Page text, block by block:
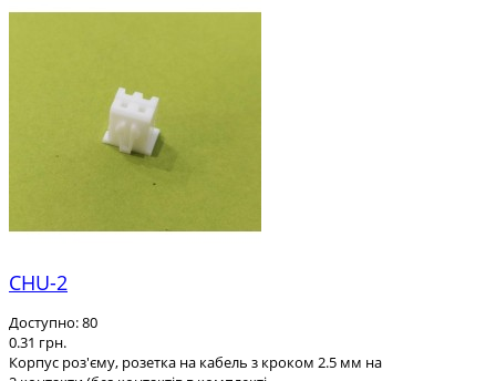
CHU-2
Доступно: 80
0.31 грн.
Корпус роз'єму, розетка на кабель з кроком 2.5 мм на